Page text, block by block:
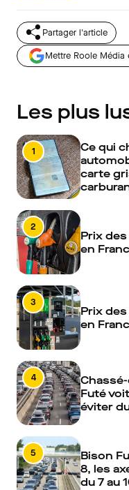
Partager l'article
Mettre Roole Média
Les plus
1
Ce qui
carte
2
Prix
en
3
Prix
en
4
Futé
éviter
5
Bison
8, les
du 7 au